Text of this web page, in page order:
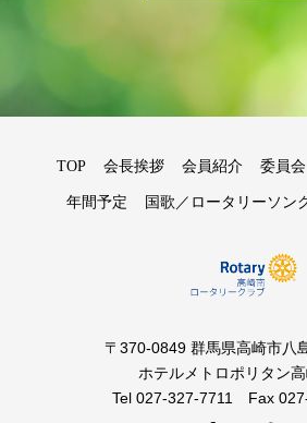
TOP 会長挨拶 会員紹介 委員会
年間予定 国歌／ロータリーソン
〒370-0849 群馬県高崎市八
ホテルメトロポリタン
Tel 027-327-7711 Fax